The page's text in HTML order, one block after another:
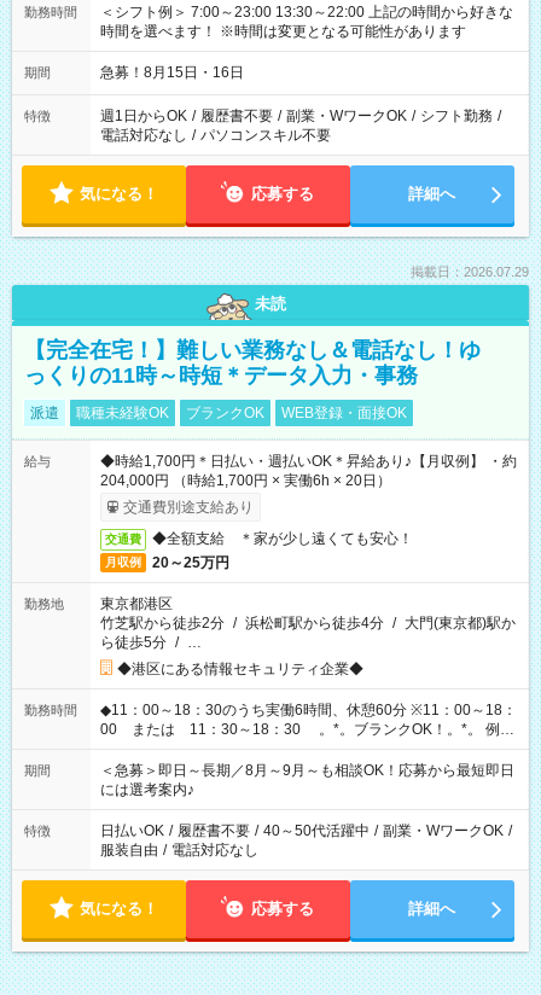
勤務時間
＜シフト例＞ 7:00～23:00 13:30～22:00 上記の時間から好きな
時間を選べます！ ※時間は変更となる可能性があります
期間 急募！8月15日・16日
特徴 週1日からOK / 履歴書不要 / 副業・WワークOK / シフト勤務 /
電話対応なし / パソコンスキル不要
気になる！ 応募する 詳細へ
掲載日：2026.07.29
未読
【完全在宅！】難しい業務なし＆電話なし！ゆ
っくりの11時～時短＊データ入力・事務
派遣 職種未経験OK ブランクOK WEB登録・面接OK
給与
◆時給1,700円＊日払い・週払いOK＊昇給あり♪【月収例】 ・約
204,000円 （時給1,700円 × 実働6h × 20日）
交通費別途支給あり
交通費 ◆全額支給 ＊家が少し遠くても安心！
月収例 20～25万円
勤務地
東京都港区
竹芝駅から徒歩2分 / 浜松町駅から徒歩4分 / 大門(東京都)駅か
ら徒歩5分 / …
◆港区にある情報セキュリティ企業◆
勤務時間
◆11：00～18：30のうち実働6時間、休憩60分 ※11：00～18：
00 または 11：30～18：30 。*。ブランクOK！。*。 例え
ば前職が、 在宅/財団法人/事務/コールセンター/受付/販売/カフェ
スタッフ スイーツ販売/ホテルフロント/化粧品販売/など 様々な
業界から入社して活躍されています♪
期間
＜急募＞即日～長期／8月～9月～も相談OK！応募から最短即日
には選考案内♪
特徴 日払いOK / 履歴書不要 / 40～50代活躍中 / 副業・WワークOK /
服装自由 / 電話対応なし
気になる！ 応募する 詳細へ